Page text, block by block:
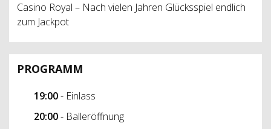
Casino Royal – Nach vielen Jahren Glücksspiel endlich
zum Jackpot
PROGRAMM
19:00- Einlass
20:00- Balleröffnung